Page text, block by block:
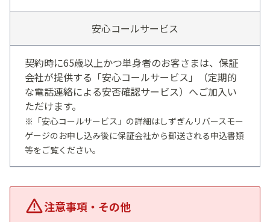
安心コールサービス
契約時に65歳以上かつ単身者のお客さまは、保証
会社が提供する「安心コールサービス」（定期的
な電話連絡による安否確認サービス）へご加入い
ただけます。
※「安心コールサービス」の詳細はしずぎんリバースモー
ゲージのお申し込み後に保証会社から郵送される申込書類
等をご覧ください。
注意事項・その他